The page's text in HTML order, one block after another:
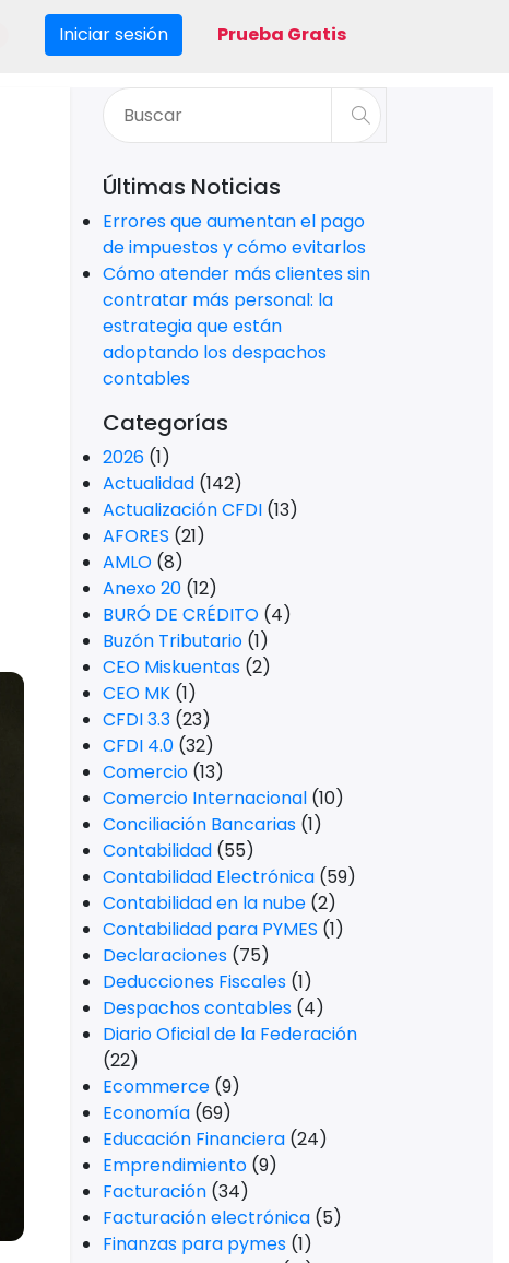
Iniciar sesión Prueba Gratis
Últimas Noticias
Errores que aumentan el pago
de impuestos y cómo evitarlos
Cómo atender más clientes sin
contratar más personal: la
estrategia que están
adoptando los despachos
contables
Categorías
2026 (1)
Actualidad (142)
Actualización CFDI (13)
AFORES (21)
AMLO (8)
Anexo 20 (12)
BURÓ DE CRÉDITO (4)
Buzón Tributario (1)
CEO Miskuentas (2)
CEO MK (1)
CFDI 3.3 (23)
CFDI 4.0 (32)
Comercio (13)
Comercio Internacional (10)
Conciliación Bancarias (1)
Contabilidad (55)
Contabilidad Electrónica (59)
Contabilidad en la nube (2)
Contabilidad para PYMES (1)
Declaraciones (75)
Deducciones Fiscales (1)
Despachos contables (4)
Diario Oficial de la Federación
(22)
Ecommerce (9)
Economía (69)
Educación Financiera (24)
Emprendimiento (9)
Facturación (34)
Facturación electrónica (5)
Finanzas para pymes (1)